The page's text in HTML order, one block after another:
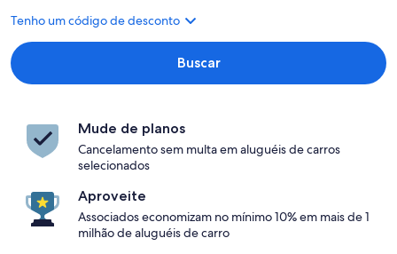
Tenho um código de desconto
Buscar
Mude de planos
Cancelamento sem multa em aluguéis de carros
selecionados
Aproveite
Associados economizam no mínimo 10% em mais de 1
milhão de aluguéis de carro